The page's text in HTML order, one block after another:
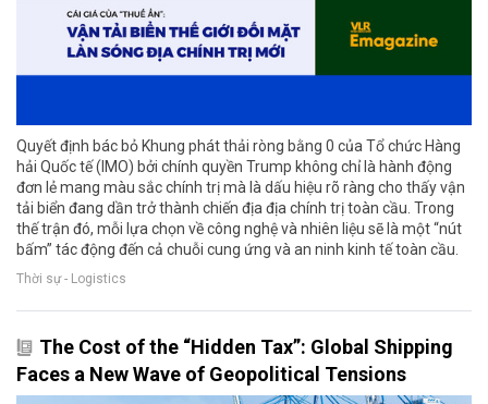
Quyết định bác bỏ Khung phát thải ròng bằng 0 của Tổ chức Hàng
hải Quốc tế (IMO) bởi chính quyền Trump không chỉ là hành động
đơn lẻ mang màu sắc chính trị mà là dấu hiệu rõ ràng cho thấy vận
tải biển đang dần trở thành chiến địa địa chính trị toàn cầu. Trong
thế trận đó, mỗi lựa chọn về công nghệ và nhiên liệu sẽ là một “nút
bấm” tác động đến cả chuỗi cung ứng và an ninh kinh tế toàn cầu.
Thời sự - Logistics
The Cost of the “Hidden Tax”: Global Shipping
Faces a New Wave of Geopolitical Tensions